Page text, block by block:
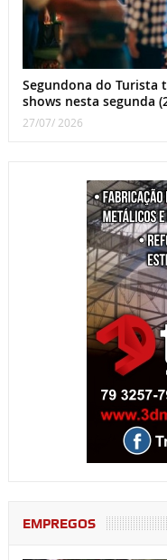
Segundona do
shows nesta segunda
27/07/ 2026
EMPREGOS